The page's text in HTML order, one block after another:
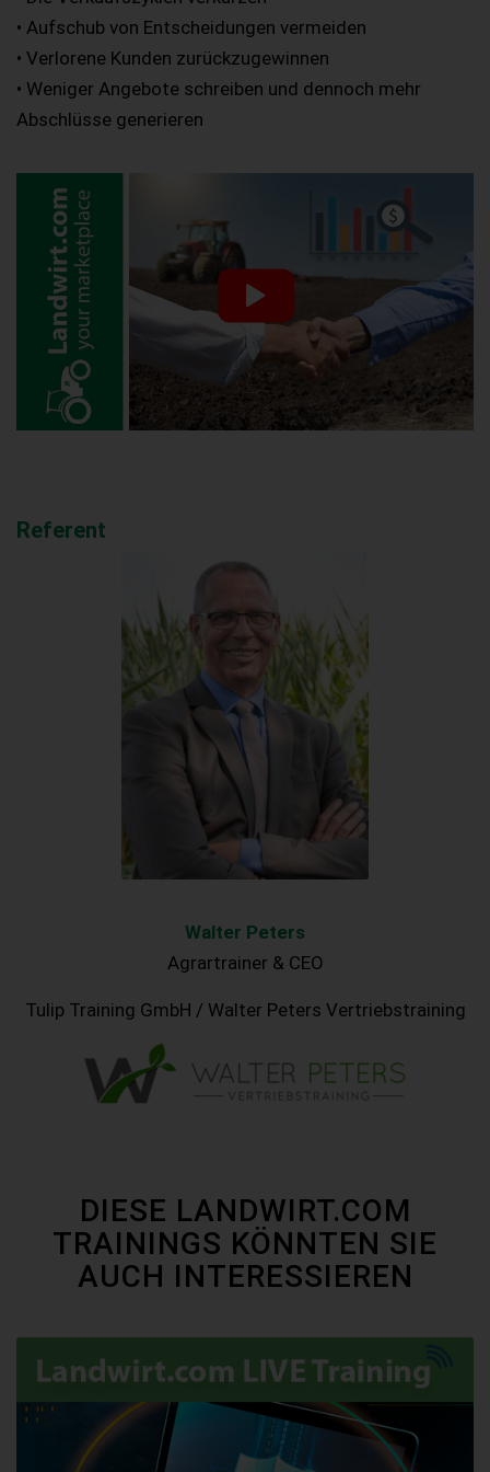
• Aufschub von Entscheidungen vermeiden
• Verlorene Kunden zurückzugewinnen
• Weniger Angebote schreiben und dennoch mehr
Abschlüsse generieren
Referent
Walter Peters
Agrartrainer & CEO
Tulip Training GmbH / Walter Peters Vertriebstraining
DIESE LANDWIRT.COM
TRAININGS KÖNNTEN SIE
AUCH INTERESSIEREN